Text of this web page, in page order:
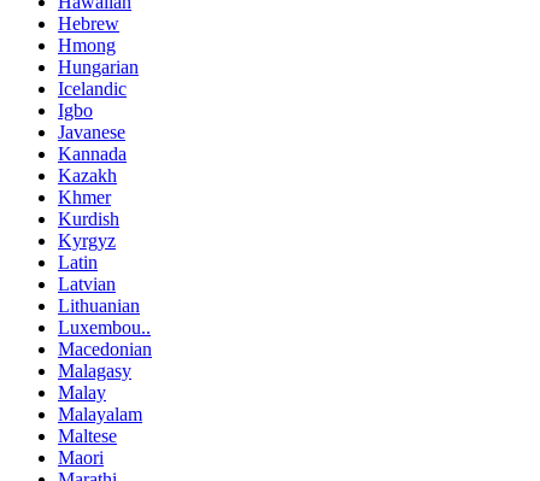
Hebrew
Hmong
Hungarian
Icelandic
Igbo
Javanese
Kannada
Kazakh
Khmer
Kurdish
Kyrgyz
Latin
Latvian
Lithuanian
Luxembou..
Macedonian
Malagasy
Malay
Malayalam
Maltese
Maori